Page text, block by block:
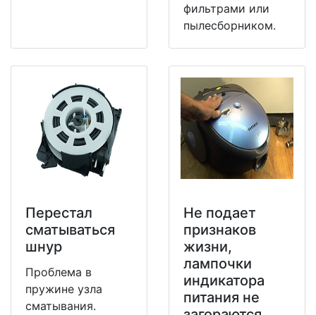
фильтрами или
пылесборником.
Перестал
сматываться
шнур
Проблема в
пружине узла
сматывания.
Не подает
признаков
жизни,
лампочки
индикатора
питания не